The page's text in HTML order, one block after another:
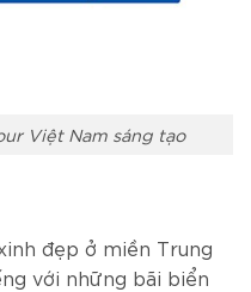
Việt Nam sáng tạo
đẹp ở miền Trung
với những bãi biển